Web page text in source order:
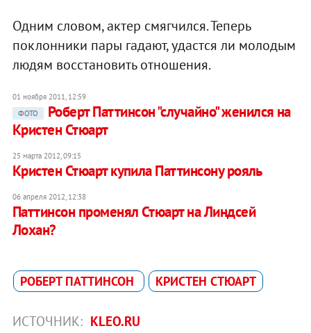
Одним словом, актер смягчился. Теперь
поклонники пары гадают, удастся ли молодым
людям восстановить отношения.
01 ноября 2011, 12:59
ФОТО
Роберт Паттинсон "случайно" женился на
Кристен Стюарт
25 марта 2012, 09:15
Кристен Стюарт купила Паттинсону рояль
06 апреля 2012, 12:38
Паттинсон променял Стюарт на Линдсей
Лохан?
РОБЕРТ ПАТТИНСОН КРИСТЕН СТЮАРТ
ИСТОЧНИК: KLEO.RU